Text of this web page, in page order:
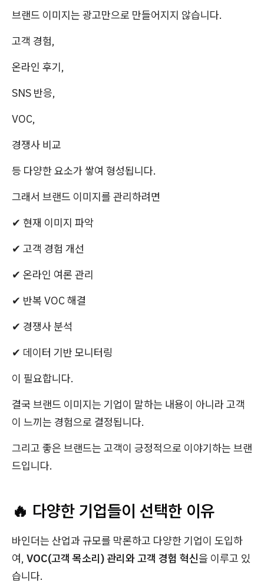
브랜드 이미지는 광고만으로 만들어지지 않습니다.
고객 경험,
온라인 후기,
SNS 반응,
VOC,
경쟁사 비교
등 다양한 요소가 쌓여 형성됩니다.
그래서 브랜드 이미지를 관리하려면
✔ 현재 이미지 파악
✔ 고객 경험 개선
✔ 온라인 여론 관리
✔ 반복 VOC 해결
✔ 경쟁사 분석
✔ 데이터 기반 모니터링
이 필요합니다.
결국 브랜드 이미지는 기업이 말하는 내용이 아니라 고객
이 느끼는 경험으로 결정됩니다.
그리고 좋은 브랜드는 고객이 긍정적으로 이야기하는 브랜
드입니다.
🔥 다양한 기업들이 선택한 이유
바인더는 산업과 규모를 막론하고 다양한 기업이 도입하
여, VOC(고객 목소리) 관리와 고객 경험 혁신을 이루고 있
습니다.